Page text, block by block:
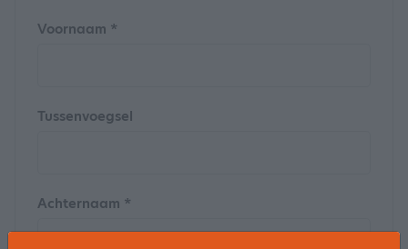
Voornaam *
Tussenvoegsel
Achternaam *